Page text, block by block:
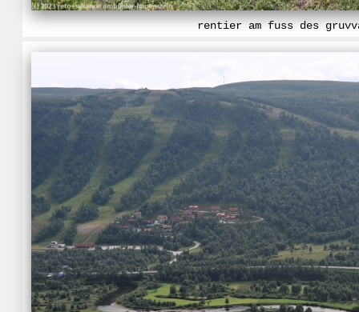
rentier am fuss des